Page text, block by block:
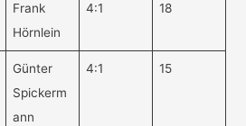
Frank
Hörnlein
4:1 18
Günter
Spickerm
ann
4:1 15